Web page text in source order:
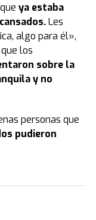
ya estaba
Les
algo para él»,
los
sobre la
y no
personas que
pudieron